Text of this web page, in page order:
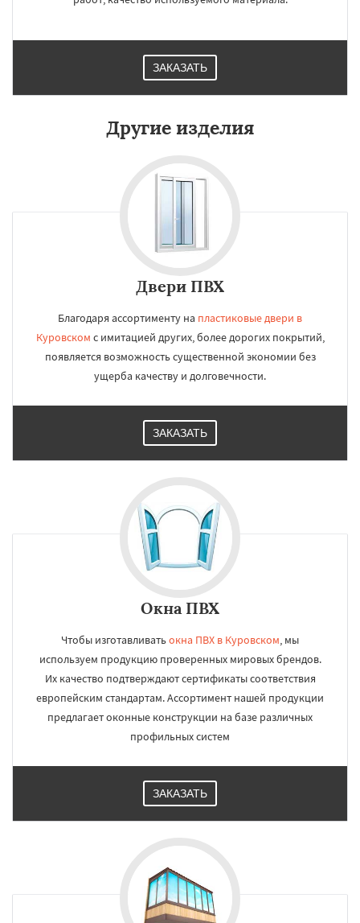
ЗАКАЗАТЬ
Другие изделия
Двери ПВХ
Благодаря ассортименту на пластиковые двери в
Куровском с имитацией других, более дорогих покрытий,
появляется возможность существенной экономии без
ущерба качеству и долговечности.
ЗАКАЗАТЬ
Окна ПВХ
Чтобы изготавливатьокна ПВХ в Куровском, мы
используем продукцию проверенных мировых брендов.
Их качество подтверждают сертификаты соответствия
европейским стандартам. Ассортимент нашей продукции
предлагает оконные конструкции на базе различных
профильных систем
ЗАКАЗАТЬ